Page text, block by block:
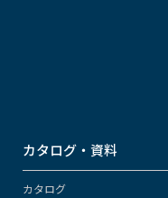
カタログ・資料
カタログ